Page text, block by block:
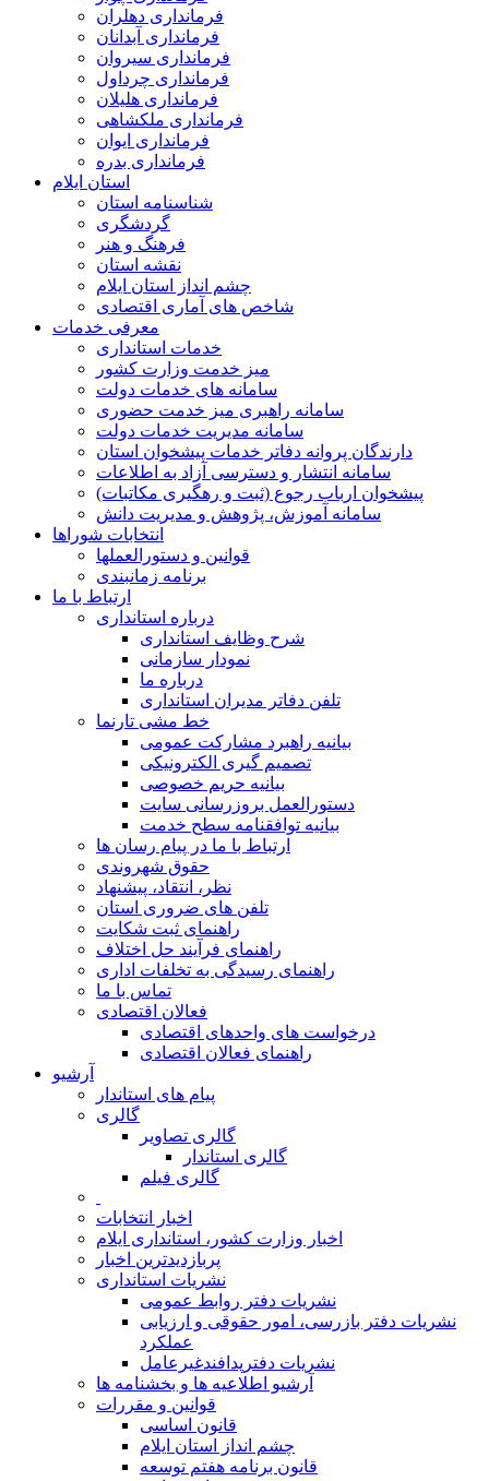
فرمانداری دهلران
فرمانداری آبدانان
فرمانداری سیروان
فرمانداری چرداول
فرمانداری هلیلان
فرمانداری ملکشاهی
فرمانداری ایوان
فرمانداری بدره
استان ایلام
شناسنامه استان
گردشگری
فرهنگ و هنر
نقشه استان
چشم انداز استان ایلام
شاخص های آماری اقتصادی
معرفی خدمات
خدمات استانداری
میز خدمت وزارت کشور
سامانه های خدمات دولت
سامانه راهبری میز خدمت حضوری
سامانه مدیریت خدمات دولت
دارندگان پروانه دفاتر خدمات پیشخوان استان
سامانه انتشار و دسترسی آزاد به اطلاعات
پیشخوان ارباب رجوع (ثبت و رهگیری مکاتبات)
سامانه آموزش، پژوهش و مدیریت دانش
انتخابات شوراها
قوانین و دستورالعملها
برنامه زمانبندی
ارتباط با ما
درباره استانداری
شرح وظایف استانداری
نمودار سازمانی
درباره ما
تلفن دفاتر مدیران استانداری
خط مشی تارنما
بیانیه راهبرد مشارکت عمومی
تصمیم گیری الکترونیکی
بیانیه حریم خصوصی
دستورالعمل بروزرسانی سایت
بیانیه توافقنامه سطح خدمت
ارتباط با ما در پیام رسان ها
حقوق شهروندی
نظر، انتقاد، پیشنهاد
تلفن های ضروری استان
راهنمای ثبت شکایت
راهنمای فرآیند حل اختلاف
راهنمای رسیدگی به تخلفات اداری
تماس با ما
فعالان اقتصادی
درخواست های واحدهای اقتصادی
راهنمای فعالان اقتصادی
آرشیو
پیام های استاندار
گالری
گالری تصاویر
گالری استاندار
گالری فیلم
اخبار انتخابات
اخبار وزارت کشور، استانداری ایلام
پربازدیدترین اخبار
نشریات استانداری
نشریات دفتر روابط عمومی
نشريات دفتر بازرسی، امور حقوقی و ارزيابی
عملکرد
نشريات دفترپدافندغيرعامل
آرشیو اطلاعیه ها و بخشنامه ها
قوانین و مقررات
قانون اساسی
چشم انداز استان ایلام
قانون برنامه هفتم توسعه